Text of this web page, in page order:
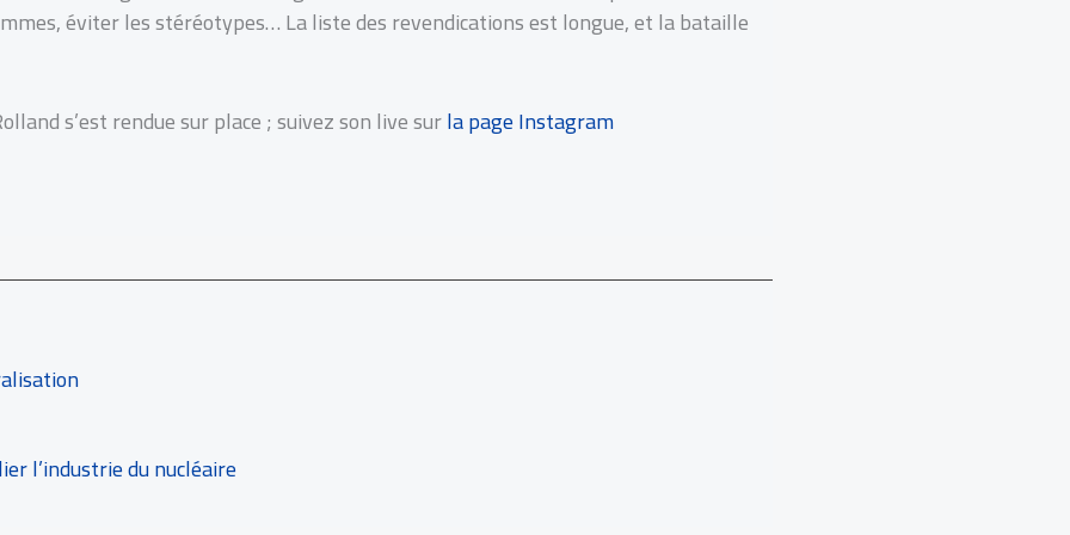
éviter les stéréotypes… La liste des revendications est longue, et la bataille
s’est rendue sur place ; suivez son live surla page Instagram
l’industrie du nucléaire